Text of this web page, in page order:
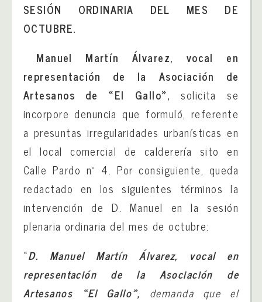
SESIÓN ORDINARIA DEL MES DE
OCTUBRE.
Manuel Martín Álvarez, vocal en
representación de la Asociación de
Artesanos de «El Gallo», solicita se
incorpore denuncia que formuló, referente
a presuntas irregularidades urbanísticas en
el local comercial de calderería sito en
Calle Pardo nº 4. Por consiguiente, queda
redactado en los siguientes términos la
intervención de D. Manuel en la sesión
plenaria ordinaria del mes de octubre:
«D. Manuel Martín Álvarez, vocal en
representación de la Asociación de
Artesanos «El Gallo», demanda que el